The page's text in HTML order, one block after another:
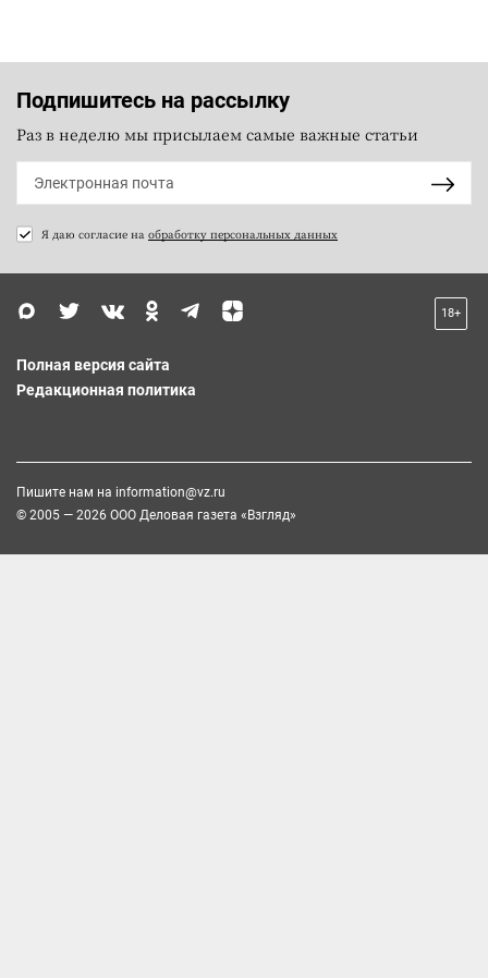
Подпишитесь на рассылку
Раз в неделю мы присылаем самые важные статьи
Я даю согласие на обработку персональных данных
18+
Полная версия сайта
Редакционная политика
Пишите нам на information@vz.ru
© 2005 — 2026 ООО Деловая газета «Взгляд»